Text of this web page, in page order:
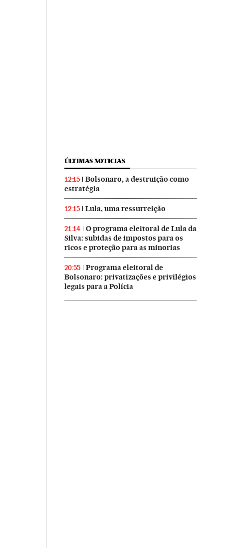
ÚLTIMAS NOTICIAS
12:15
Bolsonaro, a destruição como
estratégia
12:15 Lula, uma ressurreição
21:14
O programa eleitoral de Lula da
Silva: subidas de impostos para os
ricos e proteção para as minorias
20:55
Programa eleitoral de
Bolsonaro: privatizações e privilégios
legais para a Polícia